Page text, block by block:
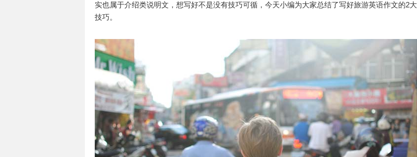
实也属于介绍类说明文，想写好不是没有技巧可循，今天小编为大家总结了写好旅游英语作文的2大
技巧。